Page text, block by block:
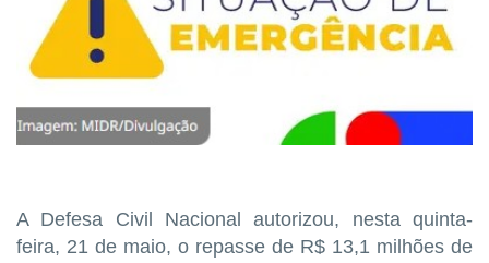
A Defesa Civil Nacional autorizou, nesta quinta-
feira, 21 de maio, o repasse de R$ 13,1 milhões de